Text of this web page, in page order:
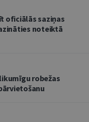
oficiālās saziņas
noteiktā
robežas